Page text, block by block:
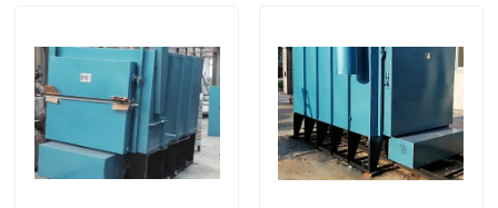
Gasverwarming
biomassastoomketel